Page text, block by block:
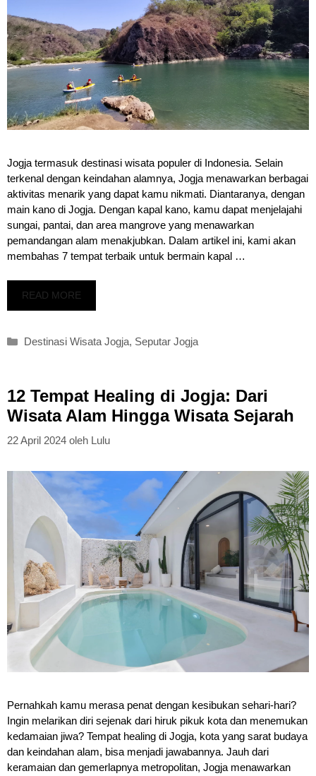
Jogja termasuk destinasi wisata populer di Indonesia. Selain
terkenal dengan keindahan alamnya, Jogja menawarkan berbagai
aktivitas menarik yang dapat kamu nikmati. Diantaranya, dengan
main kano di Jogja. Dengan kapal kano, kamu dapat menjelajahi
sungai, pantai, dan area mangrove yang menawarkan
pemandangan alam menakjubkan. Dalam artikel ini, kami akan
membahas 7 tempat terbaik untuk bermain kapal …
READ MORE
Kategori
Destinasi Wisata Jogja, Seputar Jogja
12 Tempat Healing di Jogja: Dari
Wisata Alam Hingga Wisata Sejarah
22 April 2024 oleh Lulu
Pernahkah kamu merasa penat dengan kesibukan sehari-hari?
Ingin melarikan diri sejenak dari hiruk pikuk kota dan menemukan
kedamaian jiwa? Tempat healing di Jogja, kota yang sarat budaya
dan keindahan alam, bisa menjadi jawabannya. Jauh dari
keramaian dan gemerlapnya metropolitan, Jogja menawarkan